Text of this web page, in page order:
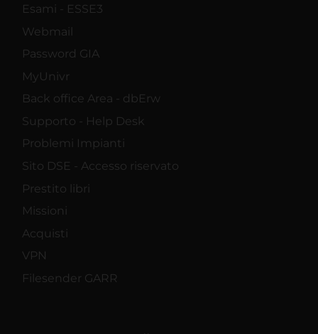
Esami - ESSE3
Webmail
Password GIA
MyUnivr
Back office Area - dbErw
Supporto - Help Desk
Problemi Impianti
Sito DSE - Accesso riservato
Prestito libri
Missioni
Acquisti
VPN
Filesender GARR